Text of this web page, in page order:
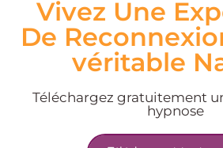
Vivez Une
De
véritable
Téléchargez gratuitement
hypnose